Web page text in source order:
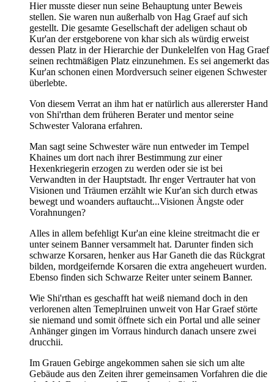
Hier musste dieser nun seine Behauptung unter Beweis
stellen. Sie waren nun außerhalb von Hag Graef auf sich
gestellt. Die gesamte Gesellschaft der adeligen schaut ob
Kur'an der erstgeborene von khar sich als würdig erweist
dessen Platz in der Hierarchie der Dunkelelfen von Hag Graef
seinen rechtmäßigen Platz einzunehmen. Es sei angemerkt das
Kur'an schonen einen Mordversuch seiner eigenen Schwester
überlebte.
Von diesem Verrat an ihm hat er natürlich aus allererster Hand
von Shi'rthan dem früheren Berater und mentor seine
Schwester Valorana erfahren.
Man sagt seine Schwester wäre nun entweder im Tempel
Khaines um dort nach ihrer Bestimmung zur einer
Hexenkriegerin erzogen zu werden oder sie ist bei
Verwandten in der Hauptstadt. Ihr enger Vertrauter hat von
Visionen und Träumen erzählt wie Kur'an sich durch etwas
bewegt und woanders auftaucht...Visionen Ängste oder
Vorahnungen?
Alles in allem befehligt Kur'an eine kleine streitmacht die er
unter seinem Banner versammelt hat. Darunter finden sich
schwarze Korsaren, henker aus Har Ganeth die das Rückgrat
bilden, mordgeifernde Korsaren die extra angeheuert wurden.
Ebenso finden sich Schwarze Reiter unter seinem Banner.
Wie Shi'rthan es geschafft hat weiß niemand doch in den
verlorenen alten Temeplruinen unweit von Har Graef störte
sie niemand und somit öffnete sich ein Portal und alle seiner
Anhänger gingen im Vorraus hindurch danach unsere zwei
drucchii.
Im Grauen Gebirge angekommen sahen sie sich um alte
Gebäude aus den Zeiten ihrer gemeinsamen Vorfahren die die